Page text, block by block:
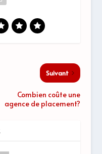
Suivant
Combien coûte une
agence de placement?